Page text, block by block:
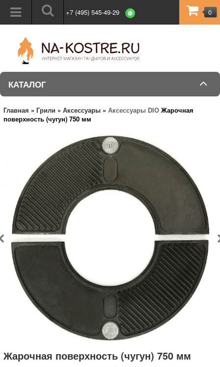
+7 (495) 545-49-29 0
КАТАЛОГ
Главная » Грили » Аксессуары » Аксессуары DIO Жарочная
поверхность (чугун) 750 мм
Жарочная поверхность (чугун) 750 мм